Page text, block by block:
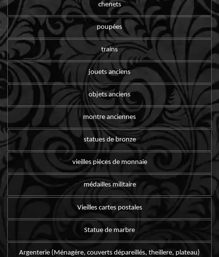
chenets
poupées
trains
jouets anciens
objets anciens
montre anciennes
statues de bronze
vieilles pièces de monnaie
médailles militaire
Vieilles cartes postales
Statue de marbre
Argenterie (Ménagère, couverts dépareillés, theillere, plateau)